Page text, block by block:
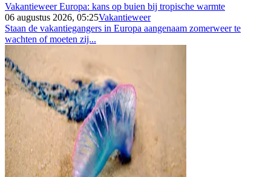
Vakantieweer Europa: kans op buien bij tropische warmte
06 augustus 2026, 05:25Vakantieweer
Staan de vakantiegangers in Europa aangenaam zomerweer te
wachten of moeten zij...